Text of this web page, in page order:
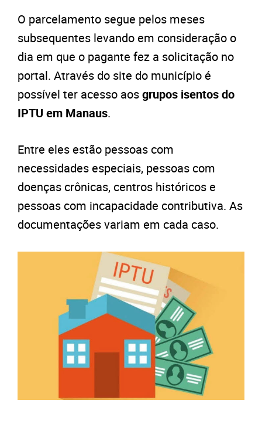
O parcelamento segue pelos meses
subsequentes levando em consideração o
dia em que o pagante fez a solicitação no
portal. Através do site do município é
possível ter acesso aosgrupos isentos do
IPTU em Manaus.
Entre eles estão pessoas com
necessidades especiais, pessoas com
doenças crônicas, centros históricos e
pessoas com incapacidade contributiva. As
documentações variam em cada caso.